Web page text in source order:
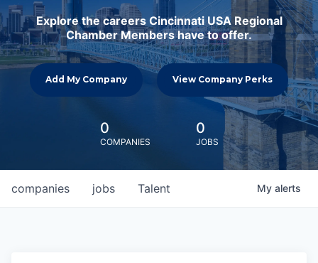
Explore the careers Cincinnati USA Regional
Chamber Members have to offer.
Add My Company View Company Perks
0
COMPANIES
0
JOBS
jobs
companies Talent My alerts